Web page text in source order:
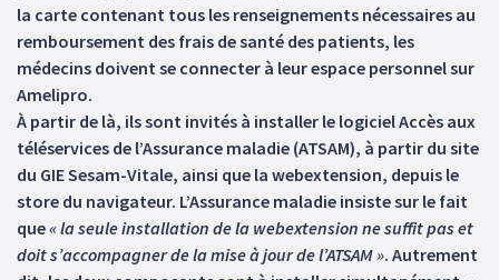
la carte contenant tous les renseignements nécessaires au
remboursement des frais de santé des patients, les
médecins doivent se connecter à leur espace personnel sur
Amelipro.
À partir de là, ils sont invités à installer le logiciel Accès aux
téléservices de l’Assurance maladie (ATSAM), à partir du site
du GIE Sesam-Vitale, ainsi que la webextension, depuis le
store du navigateur. L’Assurance maladie insiste sur le fait
que« la seule installation de la webextension ne suffit pas et
doit s’accompagner de la mise à jour de l’ATSAM ». Autrement